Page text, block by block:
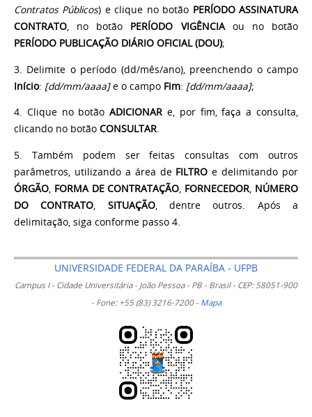
Contratos Públicos) e clique no botão PERÍODO ASSINATURA
CONTRATO, no botão PERÍODO VIGÊNCIA ou no botão
PERÍODO PUBLICAÇÃO DIÁRIO OFICIAL (DOU);
3. Delimite o período (dd/mês/ano), preenchendo o campo
Início: [dd/mm/aaaa]e o campo Fim: [dd/mm/aaaa];
4. Clique no botãoADICIONAR e, por fim, faça a consulta,
clicando no botão CONSULTAR.
5. Também podem ser feitas consultas com outros
parâmetros, utilizando a área de FILTRO e delimitando por
ÓRGÃO, FORMA DE CONTRATAÇÃO, FORNECEDOR, NÚMERO
DO CONTRATO, SITUAÇÃO, dentre outros. Após a
delimitação, siga conforme passo 4.
UNIVERSIDADE FEDERAL DA PARAÍBA - UFPB
Campus I - Cidade Universitária - João Pessoa - PB - Brasil - CEP: 58051-900
- Fone: +55 (83) 3216-7200 - Mapa